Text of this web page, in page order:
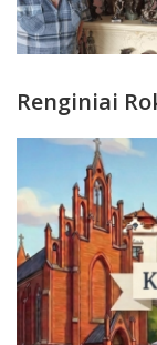
Renginiai